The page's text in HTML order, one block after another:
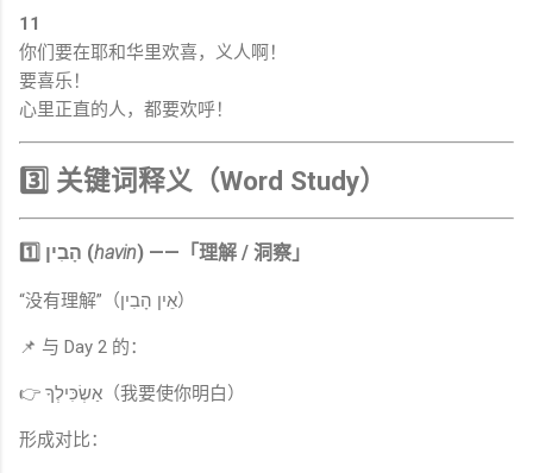
11
你们要在耶和华里欢喜，义人啊！
要喜乐！
心里正直的人，都要欢呼！
3️⃣ 关键词释义（Word Study）
1️⃣ הָבִין (havin) ——「理解 / 洞察」
“没有理解”（אֵין הָבִין）
📌 与 Day 2 的：
👉 אַשְׂכִּילְךָ（我要使你明白）
形成对比：